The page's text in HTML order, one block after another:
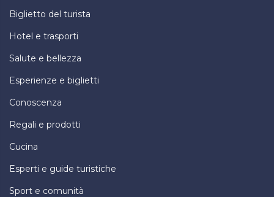
Biglietto del turista
Hotel e trasporti
Salute e bellezza
Esperienze e biglietti
Conoscenza
Regali e prodotti
Cucina
Esperti e guide turistiche
Sport e comunità